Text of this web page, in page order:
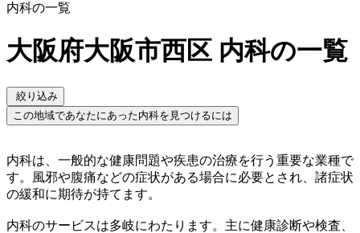
内科の一覧
大阪府大阪市西区 内科の一覧
絞り込み
この地域であなたにあった内科を見つけるには
内科は、一般的な健康問題や疾患の治療を行う重要な業種で
す。風邪や腹痛などの症状がある場合に必要とされ、諸症状
の緩和に期待が持てます。
内科のサービスは多岐にわたります。主に健康診断や検査、